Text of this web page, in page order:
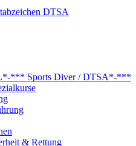
DTSA
*** Sports Diver / DTSA*-***
& Rettung